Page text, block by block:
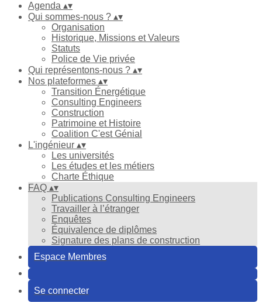
Agenda ▴▾
Qui sommes-nous ? ▴▾
Organisation
Historique, Missions et Valeurs
Statuts
Police de Vie privée
Qui représentons-nous ? ▴▾
Nos plateformes ▴▾
Transition Énergétique
Consulting Engineers
Construction
Patrimoine et Histoire
Coalition C'est Génial
L'ingénieur ▴▾
Les universités
Les études et les métiers
Charte Éthique
FAQ ▴▾
Publications Consulting Engineers
Travailler à l’étranger
Enquêtes
Équivalence de diplômes
Signature des plans de construction
Espace Membres
Se connecter